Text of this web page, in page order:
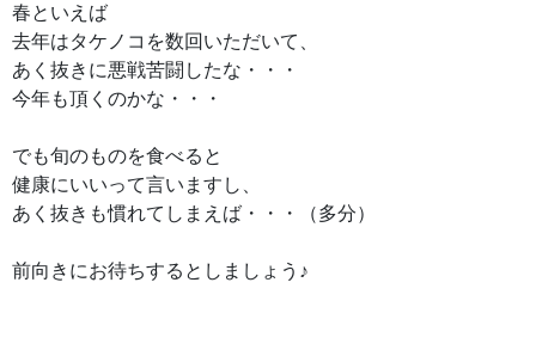
春といえば
去年はタケノコを数回いただいて、
あく抜きに悪戦苦闘したな・・・
今年も頂くのかな・・・
でも旬のものを食べると
健康にいいって言いますし、
あく抜きも慣れてしまえば・・・（多分）
前向きにお待ちするとしましょう♪